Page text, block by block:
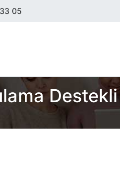
05
Ervsoft ® | İzmir Web